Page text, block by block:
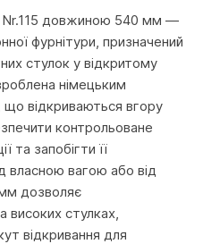
Nr.115 довжиною 540 мм —
фурнітури, призначений
стулок у відкритому
німецьким
відкриваються вгору
контрольоване
та запобігти її
власною вагою або від
дозволяє
високих стулках,
відкривання для